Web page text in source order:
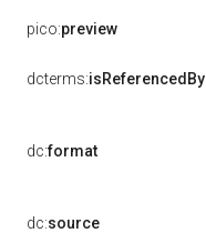
pico:preview
dcterms:isReferencedBy
dc:format
dc:source